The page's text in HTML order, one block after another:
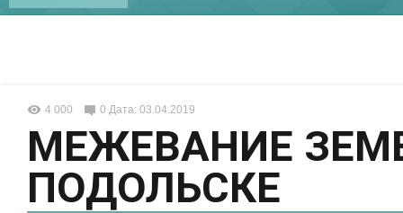
4 000 0 Дата: 03.04.2019
МЕЖЕВАНИЕ
ПОДОЛЬСКЕ